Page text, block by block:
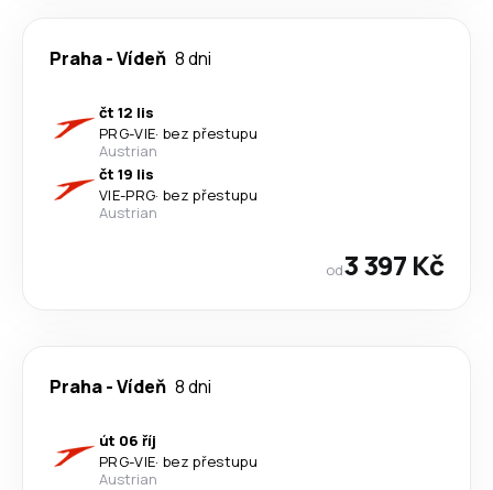
Praha-Vídeň 8 dni
čt 12 lis
PRG-VIE· bez přestupu
Austrian
čt 19 lis
VIE-PRG· bez přestupu
Austrian
od3 397 Kč
Praha-Vídeň 8 dni
út 06 říj
PRG-VIE· bez přestupu
Austrian